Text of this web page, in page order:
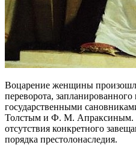
Воцарение женщины
переворота,
государственными
Толстым и Ф. М. Апраксиным.
отсутствия конкретного
порядка престолонаследия.